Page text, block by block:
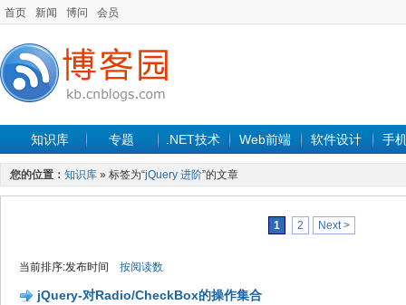
首页 新闻 博问 会员
知识库 专题 .NET技术 Web前端 软件设计 手
您的位置： 知识库 » 标签为“jQuery 进阶”的文章
1 2 Next >
当前排序:发布时间 按阅读数
jQuery-对Radio/CheckBox的操作集合